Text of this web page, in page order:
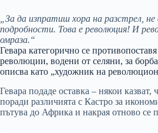
„За да изпратиш хора на разстрел,
подробности. Това е революция! И
омраза.“
Гевара категорично се
революции, водени от селяни, за
описва като „художник на
Гевара подаде оставка – някои
поради различията с Кастро за
пътува до Африка и накрая отново се